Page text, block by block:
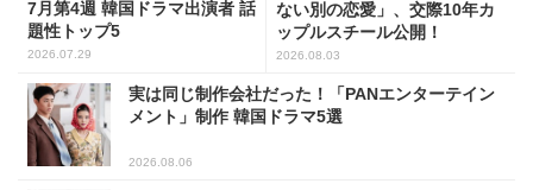
7月第4週 韓国ドラマ出演者 話
題性トップ5
2026.07.29
ない別の恋愛」、交際10年カ
ップルスチール公開！
2026.08.03
実は同じ制作会社だった！「PANエンターテイン
メント」制作 韓国ドラマ5選
2026.08.06